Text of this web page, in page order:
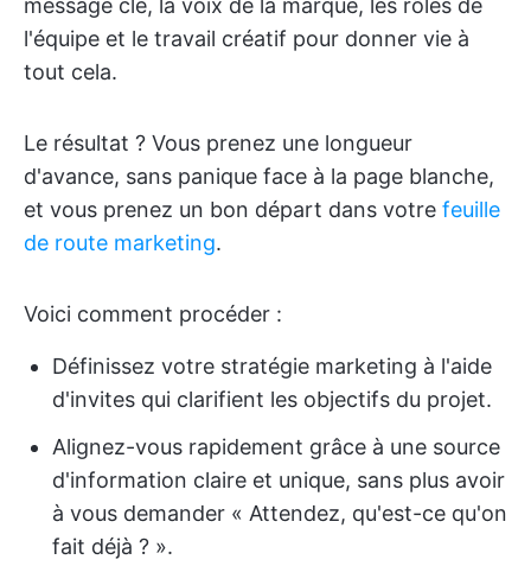
message clé, la voix de la marque, les rôles de
l'équipe et le travail créatif pour donner vie à
tout cela.
Le résultat ? Vous prenez une longueur
d'avance, sans panique face à la page blanche,
et vous prenez un bon départ dans votre feuille
de route marketing.
Voici comment procéder :
Définissez votre stratégie marketing à l'aide
d'invites qui clarifient les objectifs du projet.
Alignez-vous rapidement grâce à une source
d'information claire et unique, sans plus avoir
à vous demander « Attendez, qu'est-ce qu'on
fait déjà ? ».